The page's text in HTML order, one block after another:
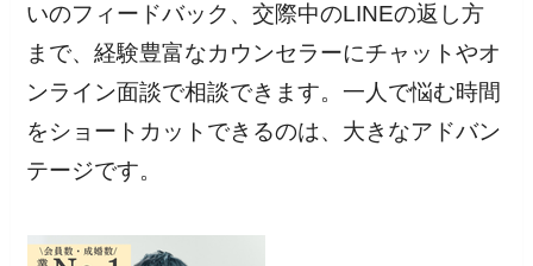
いのフィードバック、交際中のLINEの返し方
まで、経験豊富なカウンセラーにチャットやオ
ンライン面談で相談できます。一人で悩む時間
をショートカットできるのは、大きなアドバン
テージです。